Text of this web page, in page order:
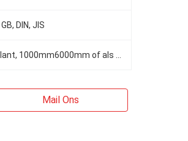
DIN, JIS
Mail Ons